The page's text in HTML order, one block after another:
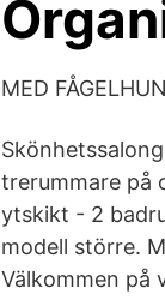
MED
trerummare på
ytskikt - 2
modell större.
Välkommen på